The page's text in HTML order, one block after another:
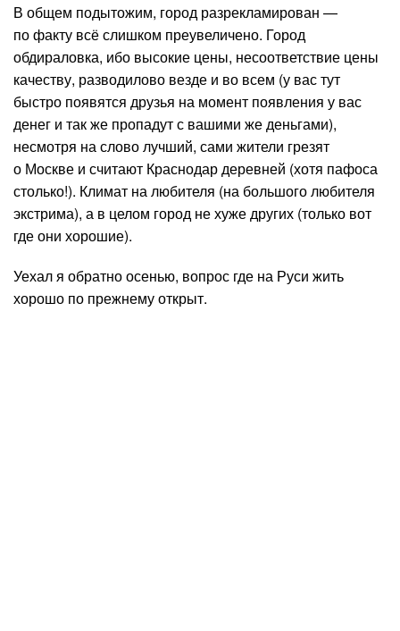
В общем подытожим, город разрекламирован —
по факту всё слишком преувеличено. Город
обдираловка, ибо высокие цены, несоответствие цены
качеству, разводилово везде и во всем (у вас тут
быстро появятся друзья на момент появления у вас
денег и так же пропадут с вашими же деньгами),
несмотря на слово лучший, сами жители грезят
о Москве и считают Краснодар деревней (хотя пафоса
столько!). Климат на любителя (на большого любителя
экстрима), а в целом город не хуже других (только вот
где они хорошие).
Уехал я обратно осенью, вопрос где на Руси жить
хорошо по прежнему открыт.